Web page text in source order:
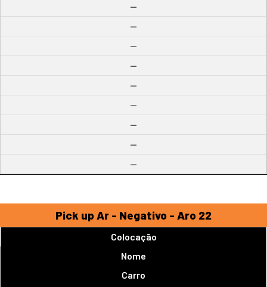
--
--
--
--
--
--
--
--
--
Pick up Ar - Negativo - Aro 22
Colocação
Nome
Carro